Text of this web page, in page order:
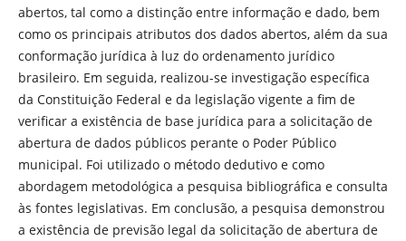
abertos, tal como a distinção entre informação e dado, bem
como os principais atributos dos dados abertos, além da sua
conformação jurídica à luz do ordenamento jurídico
brasileiro. Em seguida, realizou-se investigação específica
da Constituição Federal e da legislação vigente a fim de
verificar a existência de base jurídica para a solicitação de
abertura de dados públicos perante o Poder Público
municipal. Foi utilizado o método dedutivo e como
abordagem metodológica a pesquisa bibliográfica e consulta
às fontes legislativas. Em conclusão, a pesquisa demonstrou
a existência de previsão legal da solicitação de abertura de